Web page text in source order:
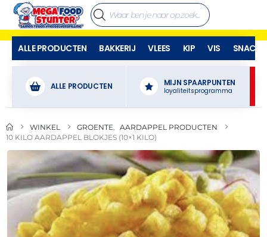
ALLE PRODUCTEN BAKKERIJ VLEES KIP VIS SNACKS
ALLE PRODUCTEN MIJN SPAARPUNTEN
loyaliteitsprogramma
WINKEL GROENTE
AARDAPPEL PRODUCTEN
10 KILO AARDAPPEL BLOKJES (10×1 KILO)